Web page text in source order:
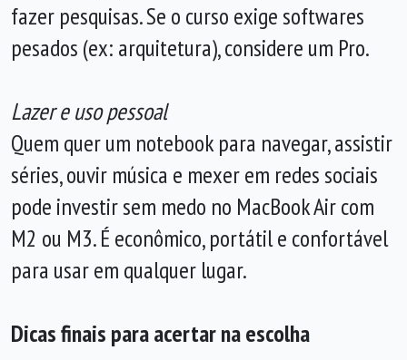
fazer pesquisas. Se o curso exige softwares
pesados (ex: arquitetura), considere um Pro.
Lazer e uso pessoal
Quem quer um notebook para navegar, assistir
séries, ouvir música e mexer em redes sociais
pode investir sem medo no MacBook Air com
M2 ou M3. É econômico, portátil e confortável
para usar em qualquer lugar.
Dicas finais para acertar na escolha